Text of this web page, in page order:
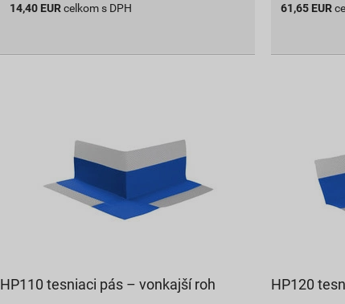
14,40 EUR celkom s DPH 61,65 EUR
HP110 tesniaci pás – vonkajší roh HP120